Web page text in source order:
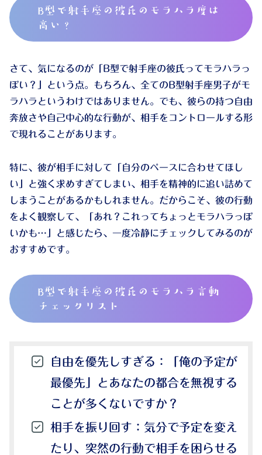
B型で射手座の彼氏のモラハラ度は
高い？
さて、気になるのが「B型で射手座の彼氏ってモラハラっ
ぽい？」という点。もちろん、全てのB型射手座男子がモ
ラハラというわけではありません。でも、彼らの持つ自由
奔放さや自己中心的な行動が、相手をコントロールする形
で現れることがあります。
特に、彼が相手に対して「自分のペースに合わせてほし
い」と強く求めすぎてしまい、相手を精神的に追い詰めて
しまうことがあるかもしれません。だからこそ、彼の行動
をよく観察して、「あれ？これってちょっとモラハラっぽ
いかも…」と感じたら、一度冷静にチェックしてみるのが
おすすめです。
B型で射手座の彼氏のモラハラ言動
チェックリスト
自由を優先しすぎる ：「俺の予定が
最優先」とあなたの都合を無視する
ことが多くないですか？
相手を振り回す ：気分で予定を変え
たり、突然の行動で相手を困らせる